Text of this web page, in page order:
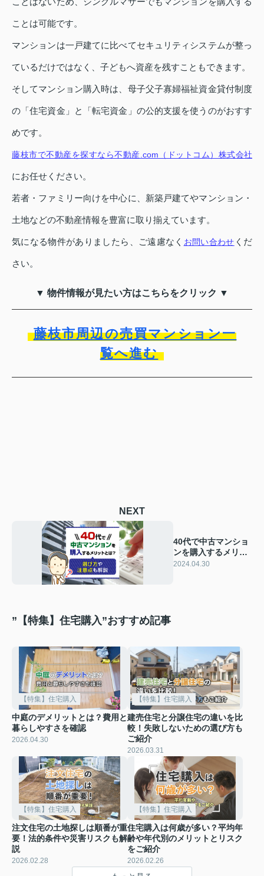
ことは可能です。
マンションは一戸建てに比べてセキュリティシステムが整っ
ているだけではなく、子どもへ資産を残すこともできます。
そしてマンション購入時は、母子父子寡婦福祉資金貸付制度
の「住宅資金」と「転宅資金」の公的支援を使うのがおすす
めです。
藤枝市で不動産を探すなら不動産.com（ドットコム）株式会社
にお任せください。
若者・ファミリー向けを中心に、新築戸建てやマンション・
土地などの不動産情報を豊富に取り揃えています。
気になる物件がありましたら、ご遠慮なく お問い合わせ くだ
さい。
▼ 物件情報が見たい方はこちらをクリック ▼
藤枝市周辺の売買マンション一
覧へ進む
NEXT
40代で中古マンショ
ンを購入するメリッ
トとは？選び方や注
2024.04.30
”【特集】住宅購入”おすすめ記事
【特集】住宅購入
中庭のデメリットとは？費用と
暮らしやすさを確認
2026.04.30
【特集】住宅購入
建売住宅と分譲住宅の違いを比
較！失敗しないための選び方も
ご紹介
2026.03.31
【特集】住宅購入
注文住宅の土地探しは順番が重
要！法的条件や災害リスクも解
説
2026.02.28
【特集】住宅購入
住宅購入は何歳が多い？平均年
齢や年代別のメリットとリスク
をご紹介
2026.02.26